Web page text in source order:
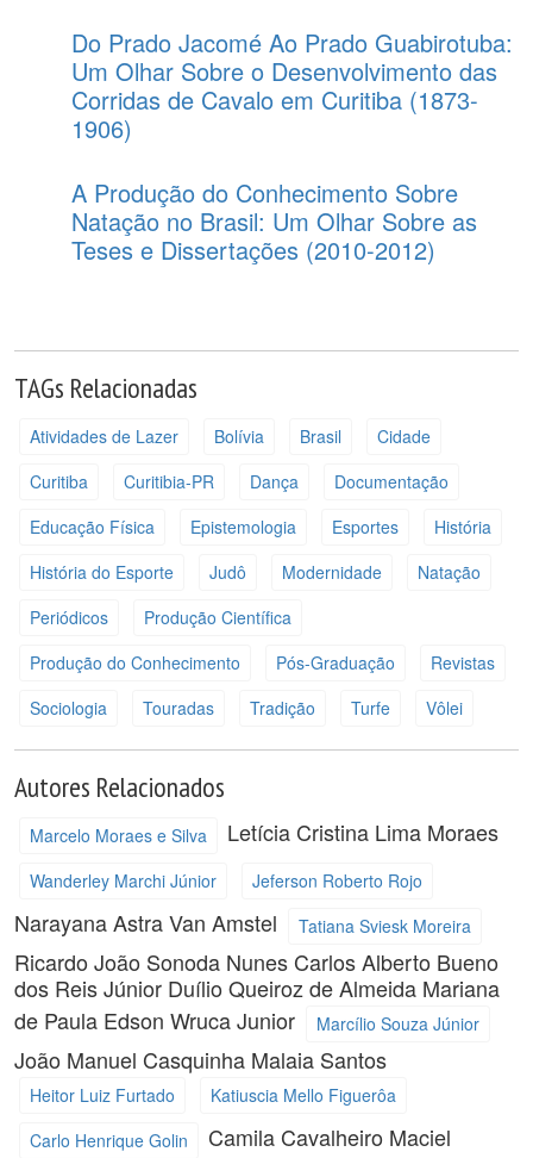
Do Prado Jacomé Ao Prado Guabirotuba:
Um Olhar Sobre o Desenvolvimento das
Corridas de Cavalo em Curitiba (1873-
1906)
A Produção do Conhecimento Sobre
Natação no Brasil: Um Olhar Sobre as
Teses e Dissertações (2010-2012)
TAGs Relacionadas
Atividades de Lazer Bolívia Brasil
Cidade
Curitiba
Curitibia-PR Dança
Documentação
Educação Física
Epistemologia Esportes
História
História do Esporte
Judô Modernidade
Natação
Periódicos
Produção Científica
Produção do Conhecimento
Pós-Graduação
Revistas
Sociologia
Touradas Tradição Turfe Vôlei
Autores Relacionados
Marcelo Moraes e Silva Letícia Cristina Lima Moraes
Wanderley Marchi Júnior Jeferson Roberto Rojo
Narayana Astra Van Amstel Tatiana Sviesk Moreira
Ricardo João Sonoda Nunes Carlos Alberto Bueno
dos Reis Júnior Duílio Queiroz de Almeida Mariana
de Paula Edson Wruca Junior Marcílio Souza Júnior
João Manuel Casquinha Malaia Santos
Heitor Luiz Furtado
Katiuscia Mello Figuerôa
Carlo Henrique Golin
Camila Cavalheiro Maciel